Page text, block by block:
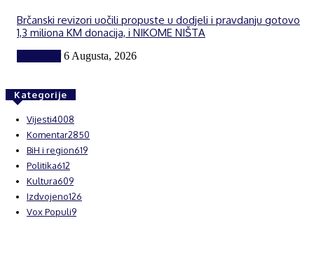
Brčanski revizori uočili propuste u dodjeli i pravdanju gotovo
1,3 miliona KM donacija, i NIKOME NIŠTA
6 Augusta, 2026
Kategorije
Vijesti4008
Komentar2850
BiH i region619
Politika612
Kultura609
Izdvojeno126
Vox Populi9